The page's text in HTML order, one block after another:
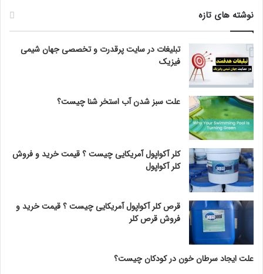
نوشته های تازه
تبلیغات در سایت پرقدرت و تخصصی جهان شیمی
فیزیک
علت سبز شدن آب استخر شنا چیست؟
کلر آکواپول آمریکایی چیست ؟ قیمت خرید و فروش
کلر آکواپول
قرص کلر آکواپول آمریکایی چیست ؟ قیمت خرید و
فروش قرص کلر
علت ایجاد سرطان خون در کودکان چیست؟